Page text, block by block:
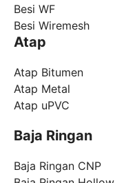
Besi WF
Besi Wiremesh
Atap
Atap Bitumen
Atap Metal
Atap uPVC
Baja Ringan
Baja Ringan CNP